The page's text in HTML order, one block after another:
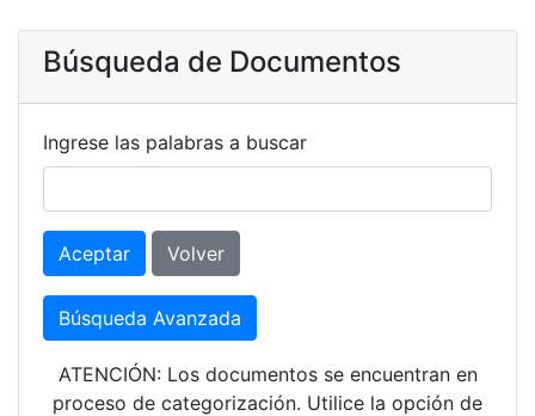
Búsqueda de Documentos
Ingrese las palabras a buscar
Aceptar Volver
Búsqueda Avanzada
ATENCIÓN: Los documentos se encuentran en
proceso de categorización. Utilice la opción de